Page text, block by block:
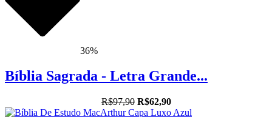
36%
Bíblia Sagrada - Letra Grande...
R$97,90 R$62,90